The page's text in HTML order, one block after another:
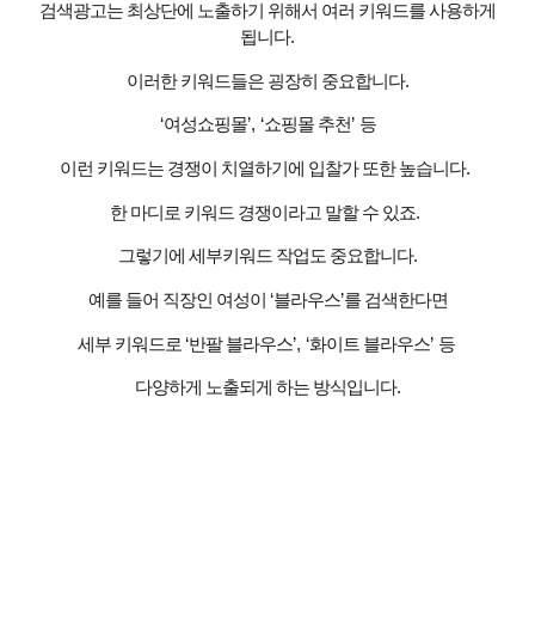
검색광고는 최상단에 노출하기 위해서 여러 키워드를 사용하게
됩니다.
이러한 키워드들은 굉장히 중요합니다.
‘여성쇼핑몰’, ‘쇼핑몰 추천’ 등
이런 키워드는 경쟁이 치열하기에 입찰가 또한 높습니다.
한 마디로 키워드 경쟁이라고 말할 수 있죠.
그렇기에 세부키워드 작업도 중요합니다.
예를 들어 직장인 여성이 ‘블라우스’를 검색한다면
세부 키워드로 ‘반팔 블라우스’, ‘화이트 블라우스’ 등
다양하게 노출되게 하는 방식입니다.